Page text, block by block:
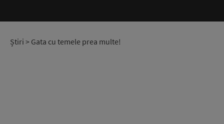
Știri > Gata cu temele prea multe!
RADIO